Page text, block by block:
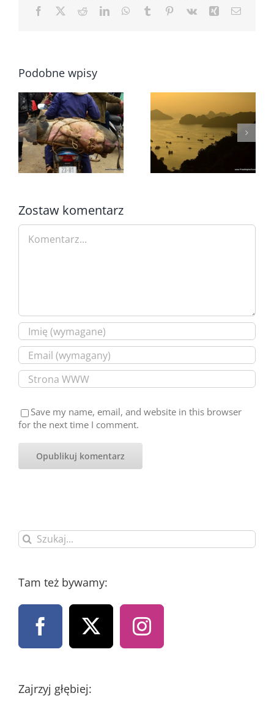
Facebook RedditLinkedInWhatsApp
Tumblr Pinterest
Vk Xing Email
Podobne wpisy
Cat Ba – brama do
magicznej zatoki
Ha Long
O transporcie w
Wietnamie słów
Zostaw komentarz
Comment
Save my name, email, and website in this browser
for the next time I comment.
Szukaj
Tam też bywamy:
Zajrzyj głębiej: